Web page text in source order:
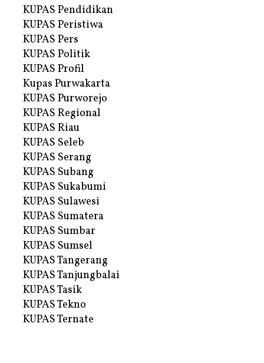
KUPAS Pendidikan
KUPAS Peristiwa
KUPAS Pers
KUPAS Politik
KUPAS Profil
Kupas Purwakarta
KUPAS Purworejo
KUPAS Regional
KUPAS Riau
KUPAS Seleb
KUPAS Serang
KUPAS Subang
KUPAS Sukabumi
KUPAS Sulawesi
KUPAS Sumatera
KUPAS Sumbar
KUPAS Sumsel
KUPAS Tangerang
KUPAS Tanjungbalai
KUPAS Tasik
KUPAS Tekno
KUPAS Ternate